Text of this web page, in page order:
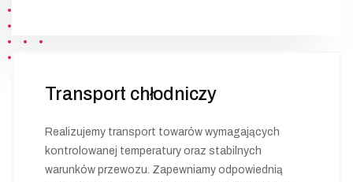
Transport chłodniczy
Realizujemy transport towarów wymagających
kontrolowanej temperatury oraz stabilnych
warunków przewozu. Zapewniamy odpowiednią